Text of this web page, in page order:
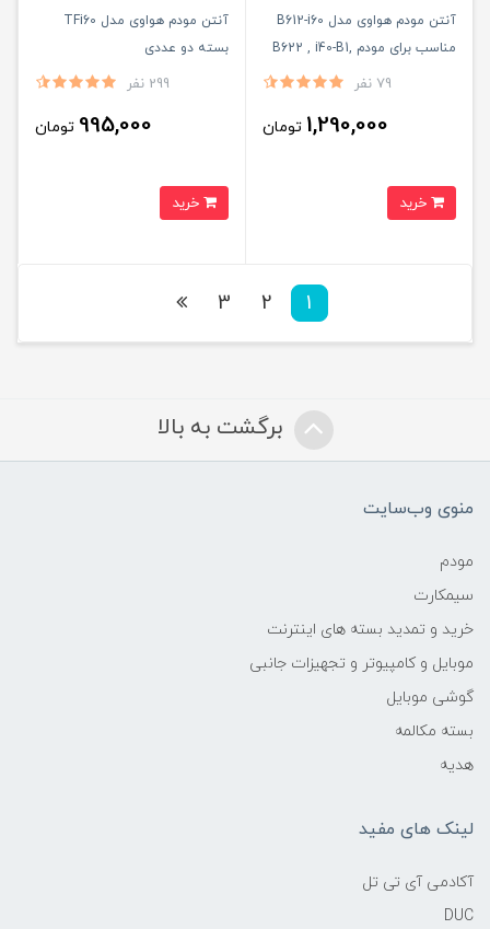
آنتن مودم هواوی مدل B612-i60
مناسب برای مودم B622 , i40-B1,
B612,U-Tel,L433,TF-i60
79 نفر
1,290,000 تومان
آنتن مودم هواوی مدل TFi60
بسته دو عددی
299 نفر
995,000 تومان
1
2
3
برگشت به بالا
منوی وب‌سایت
مودم
سیمکارت
خرید و تمدید بسته های اینترنت
موبایل و کامپیوتر و تجهیزات جانبی
گوشی موبایل
بسته مکالمه
هدیه
لینک های مفید
آکادمی آی تی تل
DUC